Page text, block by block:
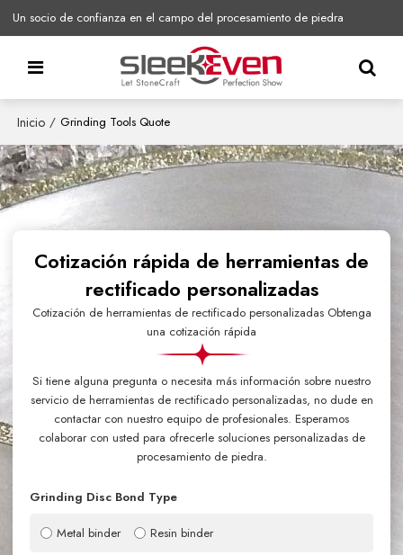
Un socio de confianza en el campo del procesamiento de piedra
Inicio / Grinding Tools Quote
Cotización rápida de herramientas de
rectificado personalizadas
Cotización de herramientas de rectificado personalizadas Obtenga
una cotización rápida
Si tiene alguna pregunta o necesita más información sobre nuestro
servicio de herramientas de rectificado personalizadas, no dude en
contactar con nuestro equipo de profesionales. Esperamos
colaborar con usted para ofrecerle soluciones personalizadas de
procesamiento de piedra.
Grinding Disc Bond Type
Metal binder Resin binder